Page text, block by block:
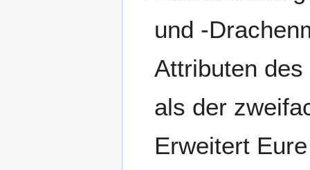
und -
Attributen
als der
Erweitert